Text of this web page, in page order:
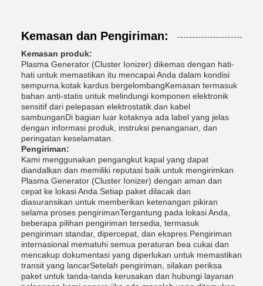
Kemasan dan Pengiriman:
Kemasan produk:
Plasma Generator (Cluster Ionizer) dikemas dengan hati-
hati untuk memastikan itu mencapai Anda dalam kondisi
sempurna.kotak kardus bergelombangKemasan termasuk
bahan anti-statis untuk melindungi komponen elektronik
sensitif dari pelepasan elektrostatik.dan kabel
sambunganDi bagian luar kotaknya ada label yang jelas
dengan informasi produk, instruksi penanganan, dan
peringatan keselamatan.
Pengiriman:
Kami menggunakan pengangkut kapal yang dapat
diandalkan dan memiliki reputasi baik untuk mengirimkan
Plasma Generator (Cluster Ionizer) dengan aman dan
cepat ke lokasi Anda.Setiap paket dilacak dan
diasuransikan untuk memberikan ketenangan pikiran
selama proses pengirimanTergantung pada lokasi Anda,
beberapa pilihan pengiriman tersedia, termasuk
pengiriman standar, dipercepat, dan ekspres.Pengiriman
internasional mematuhi semua peraturan bea cukai dan
mencakup dokumentasi yang diperlukan untuk memastikan
transit yang lancarSetelah pengiriman, silakan periksa
paket untuk tanda-tanda kerusakan dan hubungi layanan